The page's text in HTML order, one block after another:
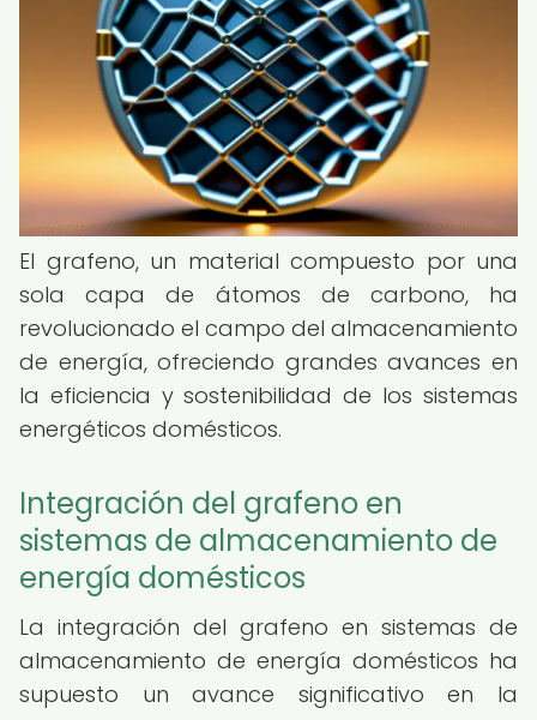
El grafeno, un material compuesto por una
sola capa de átomos de carbono, ha
revolucionado el campo del almacenamiento
de energía, ofreciendo grandes avances en
la eficiencia y sostenibilidad de los sistemas
energéticos domésticos.
Integración del grafeno en
sistemas de almacenamiento de
energía domésticos
La integración del grafeno en sistemas de
almacenamiento de energía domésticos ha
supuesto un avance significativo en la